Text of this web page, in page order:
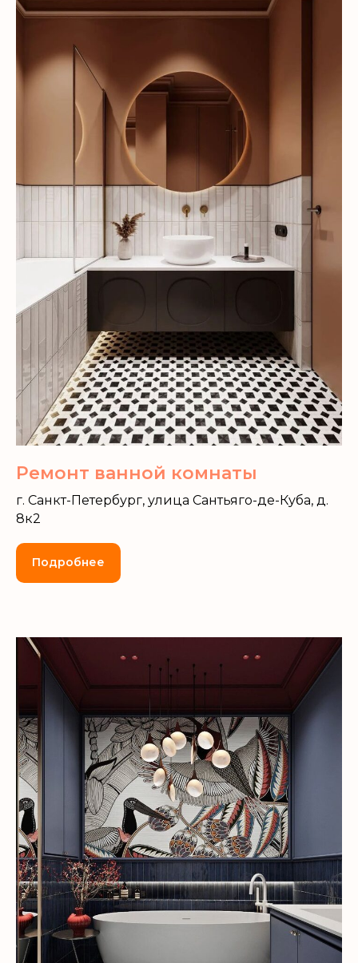
Ремонт ванной комнаты
г. Санкт-Петербург, улица Сантьяго-де-Куба, д.
8к2
Подробнее